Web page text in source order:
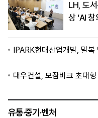
LH, 도
상 ‘AI 창
IPARK현대산업개발, 말
대우건설, 모잠비크 초대
유통·중기·벤처